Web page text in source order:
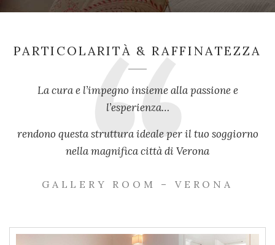
PARTICOLARITÀ & RAFFINATEZZA
La cura e l’impegno insieme alla passione e
l’esperienza…
rendono questa struttura ideale per il tuo soggiorno
nella magnifica città di Verona
GALLERY ROOM – VERONA